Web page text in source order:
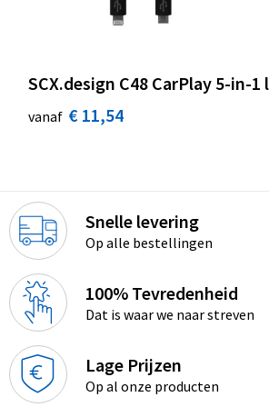
SCX.design C48 CarPlay 5-in-1
vanaf € 11,54
Snelle levering
Op alle bestellingen
100% Tevredenheid
Dat is waar we naar streven
Lage Prijzen
Op al onze producten